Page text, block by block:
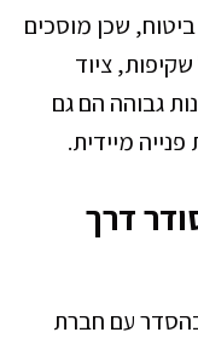
שכן מוסכים
ציוד
גבוהה הם גם
מיידית.
דרך
עם חברת